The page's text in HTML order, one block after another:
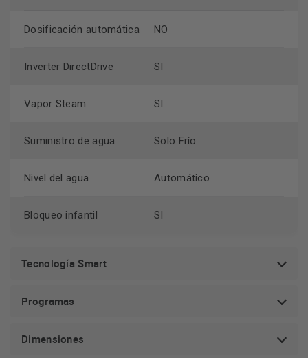
Dosificación automática NO
Inverter DirectDrive SI
Vapor Steam SI
Suministro de agua Solo Frío
Nivel del agua Automático
Bloqueo infantil SI
Tecnología Smart
Programas
Dimensiones